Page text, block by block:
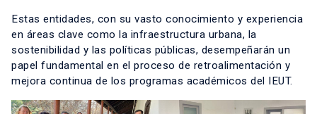
Estas entidades, con su vasto conocimiento y experiencia
en áreas clave como la infraestructura urbana, la
sostenibilidad y las políticas públicas, desempeñarán un
papel fundamental en el proceso de retroalimentación y
mejora continua de los programas académicos del IEUT.